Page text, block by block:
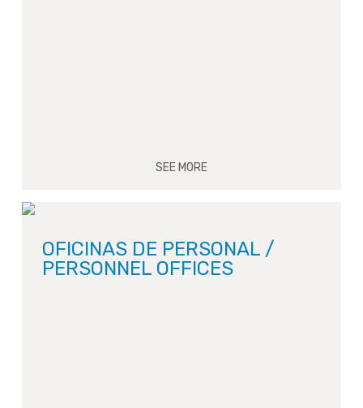
SEE MORE
OFICINAS DE PERSONAL /
PERSONNEL OFFICES